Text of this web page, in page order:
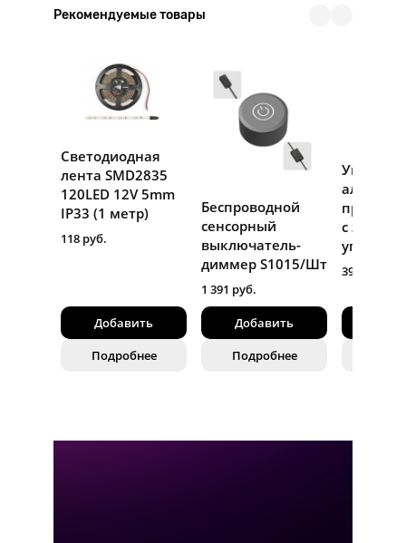
Рекомендуемые товары
Светодиодная
лента SMD2835
120LED 12V 5mm
IP33 (1 метр)
118 руб.
Добавить
Подробнее
Беспроводной
сенсорный
выключатель-
диммер S1015/Шт
1 391 руб.
Добавить
Подробнее
Угловой
с
уп.,
397 руб.